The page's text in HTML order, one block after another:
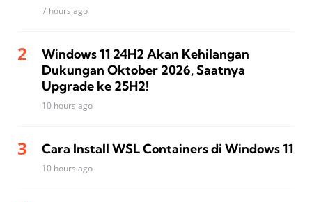
7 hours ago
Windows 11 24H2 Akan Kehilangan
Dukungan Oktober 2026, Saatnya
Upgrade ke 25H2!
10 hours ago
Cara Install WSL Containers di Windows 11
10 hours ago